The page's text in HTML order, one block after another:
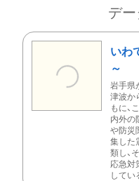
デ
いわ
～
岩手県
津波か
もに、
内外の
や防災
集した
類し、
応急対
してい